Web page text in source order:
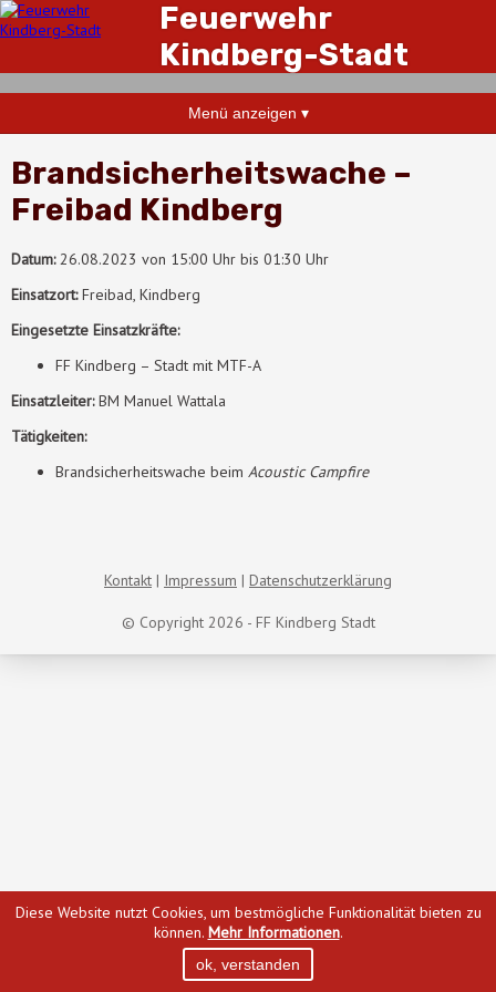
Feuerwehr
Kindberg-Stadt
Menü anzeigen ▾
Brandsicherheitswache –
Freibad Kindberg
Datum:26.08.2023 von 15:00 Uhr bis 01:30 Uhr
Einsatzort:Freibad, Kindberg
Eingesetzte Einsatzkräfte:
FF Kindberg – Stadt mit MTF-A
Einsatzleiter:BM Manuel Wattala
Tätigkeiten:
Brandsicherheitswache beim Acoustic Campfire
© Copyright 2026 - FF Kindberg Stadt
Kontakt Impressum Datenschutzerklärung
Diese Website nutzt Cookies, um bestmögliche Funktionalität bieten zu
können. Mehr Informationen.
ok, verstanden